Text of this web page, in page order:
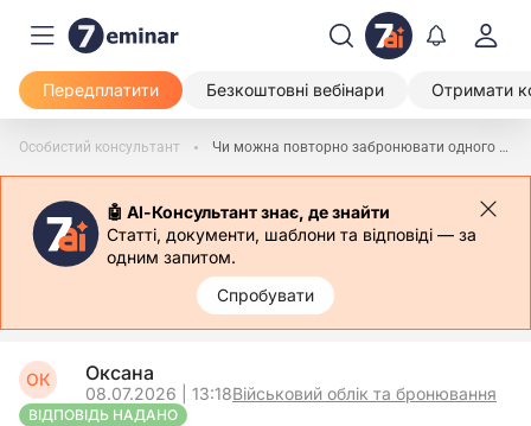
Передплатити Безкоштовні вебінари Отримати
Особистий консультант Чи можна повторно забронювати одного працівника після звільнення
🤖 АІ-Консультант знає, де знайти
Статті, документи, шаблони та відповіді — за
одним запитом.
Спробувати
ОК Оксана
08.07.2026 | 13:18Військовий облік та бронювання
ВІДПОВІДЬ НАДАНО